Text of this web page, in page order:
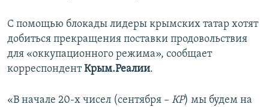
С помощью блокады лидеры крымских татар хотят
добиться прекращения поставки продовольствия
для «оккупационного режима», сообщает
корреспондентКрым.Реалии.
«В начале 20-х чисел (сентября – КР) мы будем на